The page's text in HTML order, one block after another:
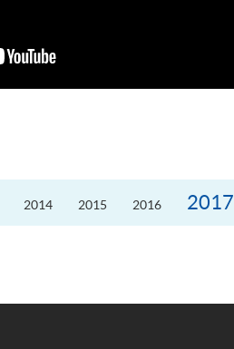
2014 2015 2016 2017